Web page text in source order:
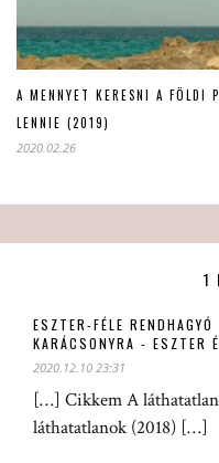
A MENNYET KERESNI A FÖLDI
LENNIE (2019)
2020.02.26
1
ESZTER-FÉLE
KARÁCSONYRA - ESZTER
2020.12.10 23:31
[…] Cikkem A
láthatatlanok (2018) […]